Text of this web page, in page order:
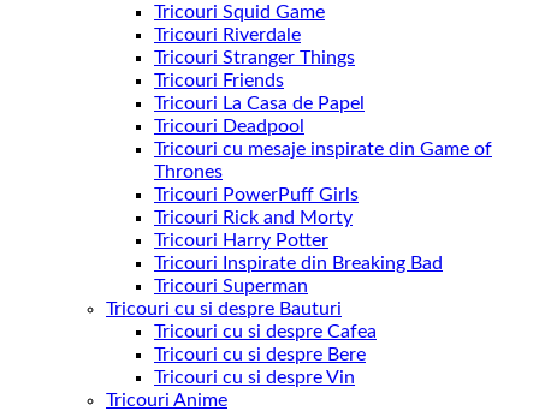
Tricouri Squid Game
Tricouri Riverdale
Tricouri Stranger Things
Tricouri Friends
Tricouri La Casa de Papel
Tricouri Deadpool
Tricouri cu mesaje inspirate din Game of
Thrones
Tricouri PowerPuff Girls
Tricouri Rick and Morty
Tricouri Harry Potter
Tricouri Inspirate din Breaking Bad
Tricouri Superman
Tricouri cu si despre Bauturi
Tricouri cu si despre Cafea
Tricouri cu si despre Bere
Tricouri cu si despre Vin
Tricouri Anime